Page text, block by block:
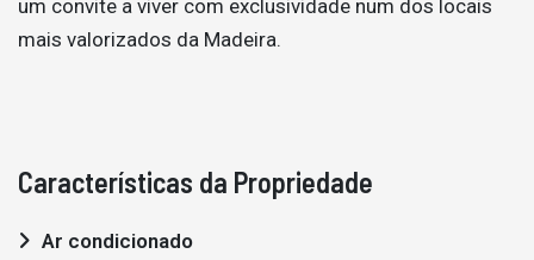
um convite a viver com exclusividade num dos locais
mais valorizados da Madeira.
Características da Propriedade
Ar condicionado